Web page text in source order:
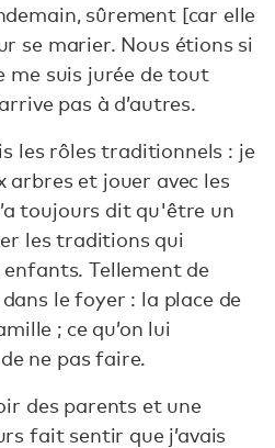
sûrement [car elle
se marier. Nous étions si
me suis jurée de tout
pas à d’autres.
les rôles traditionnels : je
et jouer avec les
toujours dit qu'être un
les traditions qui
Tellement de
le foyer : la place de
; ce qu’on lui
ne pas faire.
des parents et une
fait sentir que j’avais